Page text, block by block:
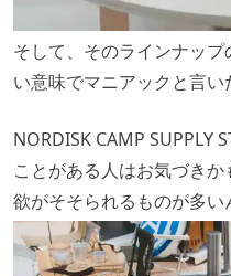
そして、そのラインナッ
い意味でマニアックと言い
NORDISK CAMP SUPPLY
ことがある人はお気づき
欲がそそられるものが多い